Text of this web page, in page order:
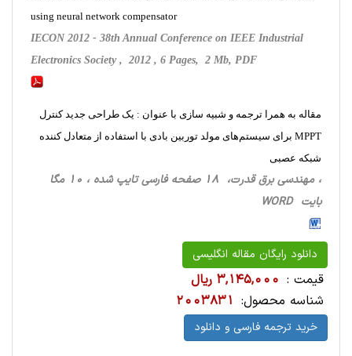
using neural network compensator
IECON 2012 - 38th Annual Conference on IEEE Industrial
Electronics Society , 2012 , 6 Pages, 2 Mb, PDF
مقاله به همرا ترجمه و شبیه سازی با عنوان : یک طراحی جدید کنترل
MPPT برای سیستم‌های مولد توربین بادی با استفاده از متعادل کننده
شبکه عصبی
، مهندسی برق قدرت، 18 صفحه فارسی تایپ شده ، 10 مگا
بایت WORD
دانلود رایگان مقاله انگلیسی
قیمت : 3,145,000 ریال
شناسه محصول: 2003831
خرید ترجمه فارسی و دانلود